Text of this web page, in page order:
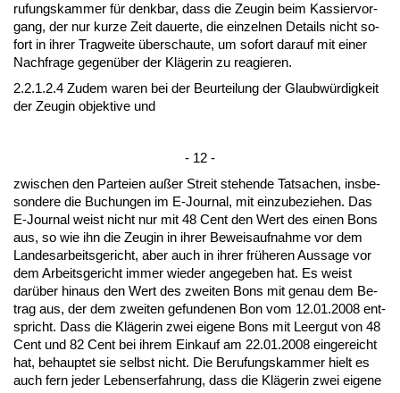
ru­fungs­kam­mer für denk­bar, dass die Zeu­gin beim Kas­sier­vor­
gang, der nur kur­ze Zeit dau­er­te, die ein­zel­nen De­tails nicht so­
fort in ih­rer Trag­wei­te über­schau­te, um so­fort dar­auf mit ei­ner
Nach­fra­ge ge­genüber der Kläge­rin zu re­agie­ren.
2.2.1.2.4 Zu­dem wa­ren bei der Be­ur­tei­lung der Glaubwürdig­keit
der Zeu­gin ob­jek­ti­ve und
- 12 -
zwi­schen den Par­tei­en außer Streit ste­hen­de Tat­sa­chen, ins­be­
son­de­re die Bu­chun­gen im E-Jour­nal, mit ein­zu­be­zie­hen. Das
E-Jour­nal weist nicht nur mit 48 Cent den Wert des ei­nen Bons
aus, so wie ihn die Zeu­gin in ih­rer Be­weis­auf­nah­me vor dem
Lan­des­ar­beits­ge­richt, aber auch in ih­rer frühe­ren Aus­sa­ge vor
dem Ar­beits­ge­richt im­mer wie­der an­ge­ge­ben hat. Es weist
darüber hin­aus den Wert des zwei­ten Bons mit ge­nau dem Be­
trag aus, der dem zwei­ten ge­fun­de­nen Bon vom 12.01.2008 ent­
spricht. Dass die Kläge­rin zwei ei­ge­ne Bons mit Leer­gut von 48
Cent und 82 Cent bei ih­rem Ein­kauf am 22.01.2008 ein­ge­reicht
hat, be­haup­tet sie selbst nicht. Die Be­ru­fungs­kam­mer hielt es
auch fern je­der Le­bens­er­fah­rung, dass die Kläge­rin zwei ei­ge­ne